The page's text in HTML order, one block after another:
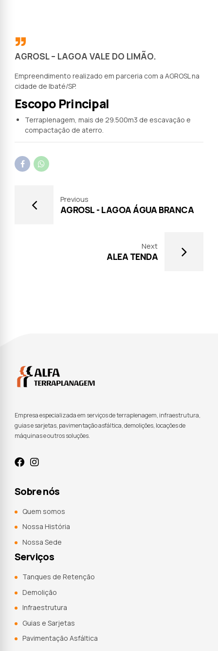
AGROSL – LAGOA VALE DO LIMÃO.
Empreendimento realizado em parceria com a AGROSL na
cidade de Ibaté/SP.
Escopo Principal
Terraplenagem, mais de 29.500m3 de escavação e
compactação de aterro.
Previous
AGROSL - LAGOA ÁGUA BRANCA
Next
ALEA TENDA
Empresa especializada em serviços de terraplenagem, infraestrutura,
guias e sarjetas, pavimentação asfáltica, demolições, locações de
máquinas e outros soluções.
Sobre nós
Quem somos
Nossa História
Nossa Sede
Serviços
Tanques de Retenção
Demolição
Infraestrutura
Guias e Sarjetas
Pavimentação Asfáltica